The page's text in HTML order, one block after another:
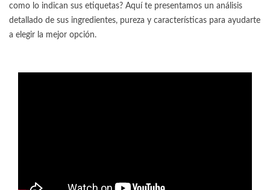
como lo indican sus etiquetas? Aquí te presentamos un análisis
detallado de sus ingredientes, pureza y características para ayudarte
a elegir la mejor opción.